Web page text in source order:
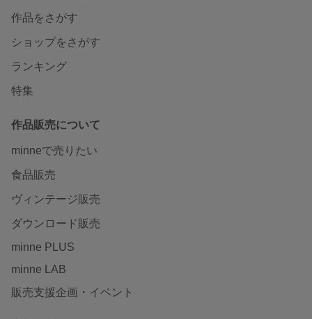
作品をさがす
ショップをさがす
ランキング
特集
作品販売について
minneで売りたい
食品販売
ヴィンテージ販売
ダウンロード販売
minne PLUS
minne LAB
販売支援企画・イベント